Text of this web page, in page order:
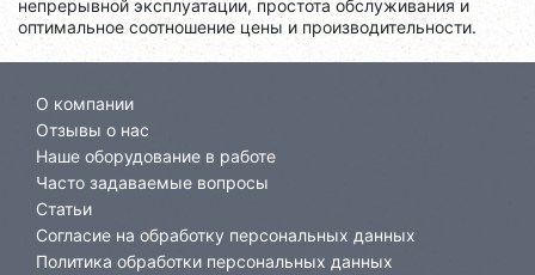
непрерывной эксплуатации, простота обслуживания и
оптимальное соотношение цены и производительности.
О компании
Отзывы о нас
Наше оборудование в работе
Часто задаваемые вопросы
Статьи
Согласие на обработку персональных данных
Политика обработки персональных данных